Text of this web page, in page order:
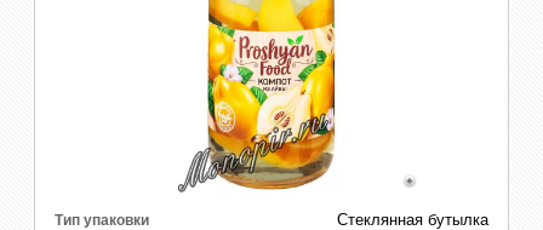
Тип упаковки Стеклянная бутылка